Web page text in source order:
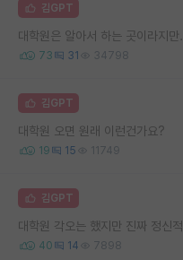
김GPT
대학원은 알아서 하는 곳이라지
73 31 34798
김GPT
대학원 오면 원래 이런건가요?
19 15 11749
김GPT
대학원 각오는 했지만 진짜 정신
40 14 7898